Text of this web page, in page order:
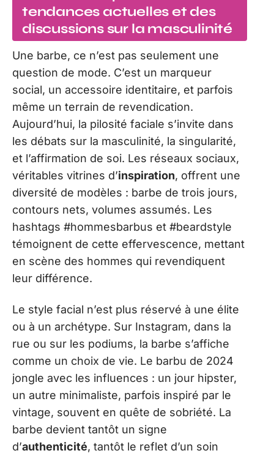
tendances actuelles et des
discussions sur la masculinité
Une barbe, ce n’est pas seulement une
question de mode. C’est un marqueur
social, un accessoire identitaire, et parfois
même un terrain de revendication.
Aujourd’hui, la pilosité faciale s’invite dans
les débats sur la masculinité, la singularité,
et l’affirmation de soi. Les réseaux sociaux,
véritables vitrines d’inspiration, offrent une
diversité de modèles : barbe de trois jours,
contours nets, volumes assumés. Les
hashtags #hommesbarbus et #beardstyle
témoignent de cette effervescence, mettant
en scène des hommes qui revendiquent
leur différence.
Le style facial n’est plus réservé à une élite
ou à un archétype. Sur Instagram, dans la
rue ou sur les podiums, la barbe s’affiche
comme un choix de vie. Le barbu de 2024
jongle avec les influences : un jour hipster,
un autre minimaliste, parfois inspiré par le
vintage, souvent en quête de sobriété. La
barbe devient tantôt un signe
d’authenticité, tantôt le reflet d’un soin